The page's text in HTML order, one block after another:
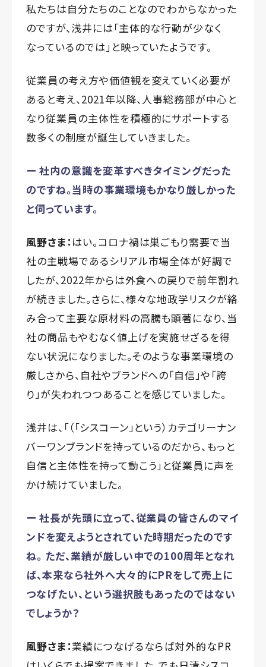
私たちは自分たちのことなのでわからなかった
のですが、浅井には「主体的な行動が少なく
なっているのでは」と映っていたようです。
従業員の考え方や価値観を変えていく必要が
あると考え、2021年以降、人事総務部が中心と
なり従業員の主体性を積極的にサポートする
数多くの制度が誕生していきました。
ー 社内の意識を変革すべきタイミングだった
のですね。当時の事業環境もかなり厳しかった
と伺っています。
風野さま： はい。コロナ禍は巣ごもり需要で当
社の主戦場であるシリアル市場全体が好調で
したが、2022年からは外食への戻りで前年割れ
が続きました。さらに、様々な地政学リスクが絡
み合って主要な原材料の高騰も顕著になり、当
社の商品もやむなく値上げを実施せざるを得
ない状況になりました。そのような事業環境の
厳しさから、自社やブランドへの「自信」や「誇
り」が失われつつあることを感じていました。
浅井は、「（「シスコーン」という）カテゴリーナン
バーワンブランドを持っているのだから、もっと
自信と主体性を持って動こう」と従業員に声を
かけ続けていました。
ー 社長が先頭に立って、従業員の皆さんのマイ
ンドを変えようとされていた時期だったのです
ね。 ただ、業績が厳しい中での100周年となれ
ば、本来なら社外へ大々的にPRをして売上に
つなげたい、という選択肢もあったのではない
でしょうか？
風野さま：業績につなげるならば対外的なPR